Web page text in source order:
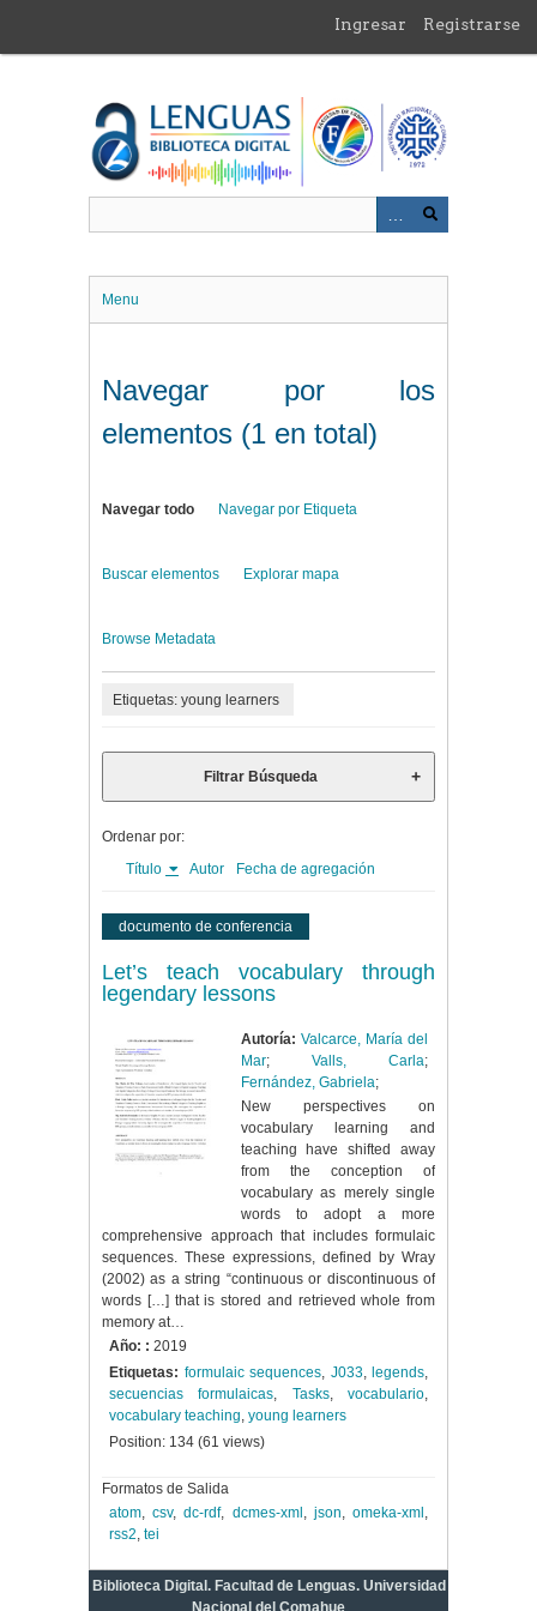
contenido
Ingresar Registrarse
Menu
Navegar por los
elementos (1 en total)
Navegar todo Navegar por Etiqueta
Buscar elementos Explorar mapa
Browse Metadata
Etiquetas: young learners
Filtrar Búsqueda
Ordenar por:
Título
Autor Fecha de agregación
documento de conferencia
Let’s teach vocabulary through
legendary lessons
Autoría: Valcarce, María del
Mar; Valls, Carla;
Fernández, Gabriela;
New perspectives on
vocabulary learning and
teaching have shifted away
from the conception of
vocabulary as merely single
words to adopt a more
comprehensive approach that includes formulaic
sequences. These expressions, defined by Wray
(2002) as a string “continuous or discontinuous of
words […] that is stored and retrieved whole from
memory at…
Año: : 2019
Etiquetas: formulaic sequences, J033, legends,
secuencias formulaicas, Tasks,vocabulario,
vocabulary teaching, young learners
Position: 134 (61 views)
Formatos de Salida
atom,csv,dc-rdf, dcmes-xml , json,omeka-xml ,
rss2, tei
Biblioteca Digital. Facultad de Lenguas. Universidad
Nacional del Comahue